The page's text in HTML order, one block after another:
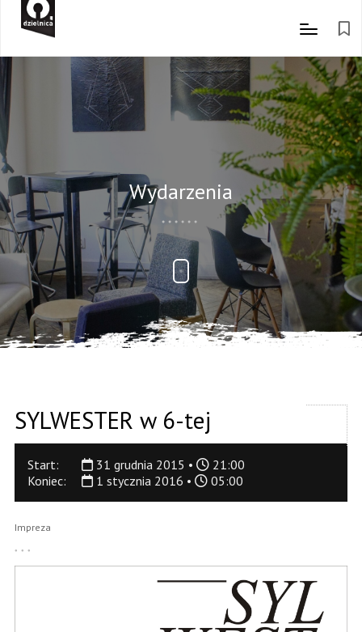
Wydarzenia
SYLWESTER w 6-tej
Start: 31 grudnia 2015 •
21:00
Koniec:
1 stycznia 2016 • 05:00
Impreza